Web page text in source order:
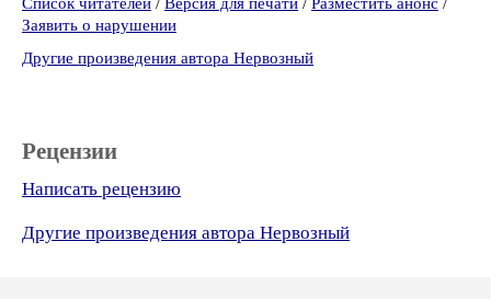
Заявить о нарушении
Другие произведения автора Нервозный
Рецензии
Написать рецензию
Другие произведения автора Нервозный